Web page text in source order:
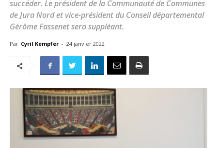
succéder. Le président de la Communauté de Communes
de Jura Nord et vice-président du Conseil départemental
Gérôme Fassenet sera suppléant.
Par Cyril Kempfer - 24 janvier 2022